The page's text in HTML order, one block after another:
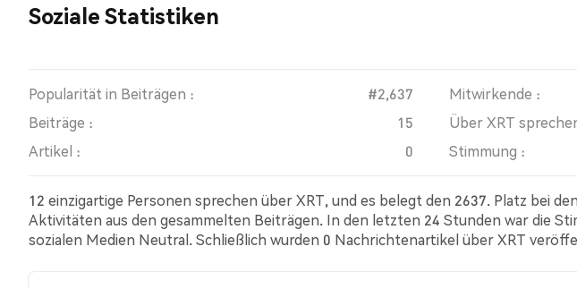
Soziale Statistiken
Popularität in Beiträgen : #2,637 Mitwirkende :
Beiträge :
15 Über XRT
Artikel :
0 Stimmung :
12 einzigartige Personen sprechen über XRT, und es belegt den 2637. Platz bei
Aktivitäten aus den gesammelten Beiträgen. In den letzten 24 Stunden war die
sozialen Medien Neutral. Schließlich wurden 0 Nachrichtenartikel über XRT